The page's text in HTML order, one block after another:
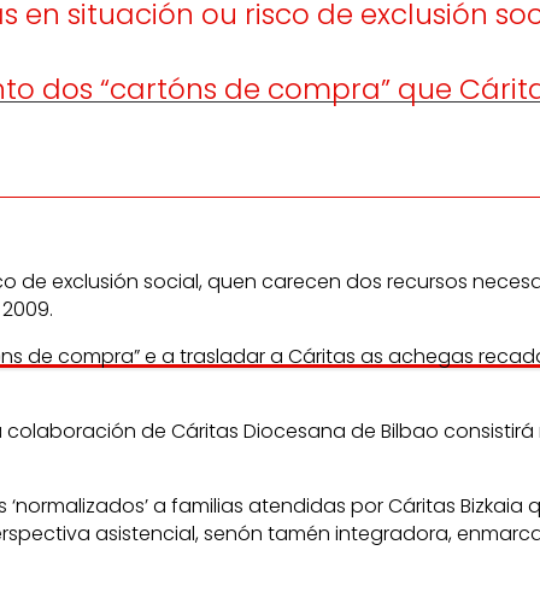
situación ou risco de exclusión
dos “cartóns de compra” que
exclusión social, quen carecen dos recursos
de compra” e a trasladar a Cáritas as achegas
de Cáritas Diocesana de Bilbao
a familias atendidas por Cáritas Bizkaia
asistencial, senón tamén integradora,